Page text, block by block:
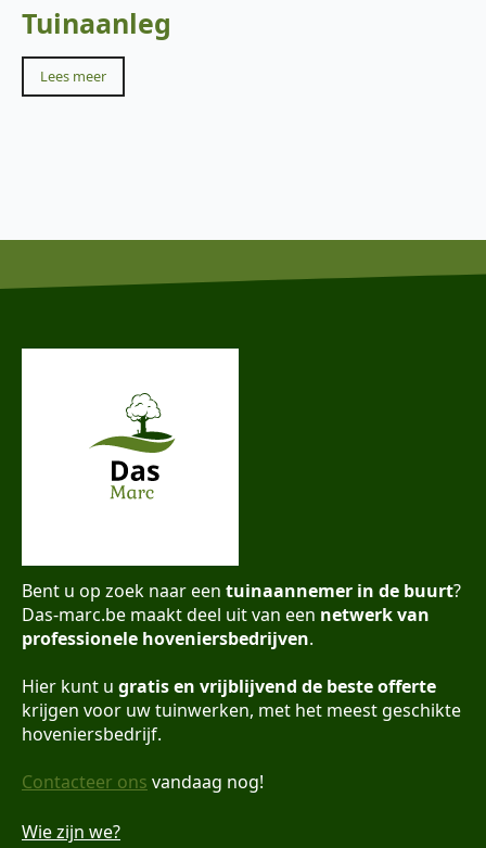
Tuinaanleg
Lees meer
Bent u op zoek naar een tuinaannemer in de buurt?
Das-marc.be maakt deel uit van een netwerk van
professionele hoveniersbedrijven.
Hier kunt u gratis en vrijblijvend de beste offerte
krijgen voor uw tuinwerken, met het meest geschikte
hoveniersbedrijf.
Contacteer ons vandaag nog!
Wie zijn we?